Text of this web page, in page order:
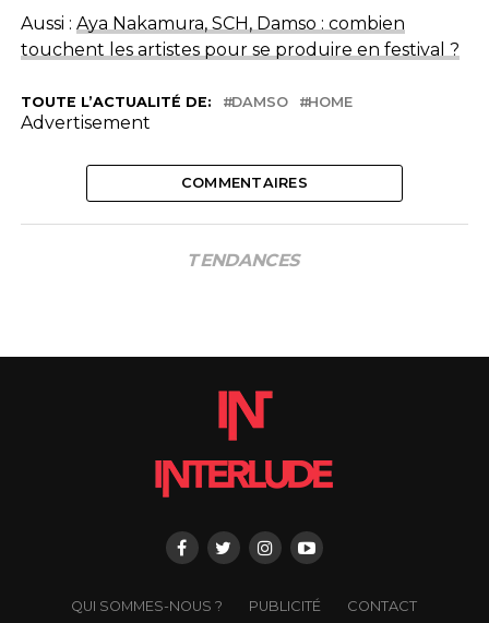
Aussi : Aya Nakamura, SCH, Damso : combien
touchent les artistes pour se produire en festival ?
TOUTE L’ACTUALITÉ DE: DAMSO HOME
Advertisement
COMMENTAIRES
TENDANCES
QUI SOMMES-NOUS ? PUBLICITÉ CONTACT